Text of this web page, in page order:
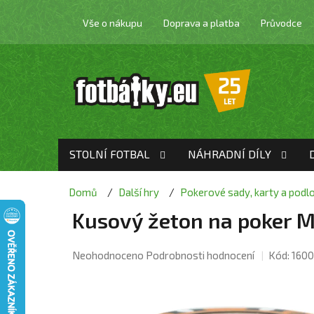
obsah
Vše o nákupu Doprava a platba Průvodce
STOLNÍ FOTBAL NÁHRADNÍ DÍLY
Domů Další hry Pokerové sady, karty a
Kusový žeton na poker
Průměrné
Neohodnoceno Podrobnosti hodnocení Kód: